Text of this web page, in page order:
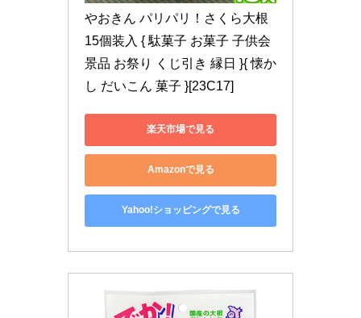
やおきん パリパリ！さくら大根
15個装入 { 駄菓子 お菓子 子供会
景品 お祭り くじ引き 縁日 }{ 懐か
し だいこん 菓子 }[23C17]
楽天市場で見る
Amazonで見る
Yahoo!ショッピングで見る